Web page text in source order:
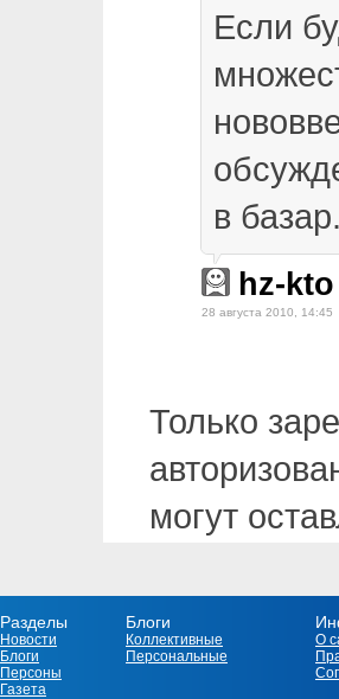
Если
в
hz-kto
28 августа 2010, 14:45
Только
могут
Разделы
Новости
Блоги
Персоны
Газета
Блоги
Коллективные
Персональные
О